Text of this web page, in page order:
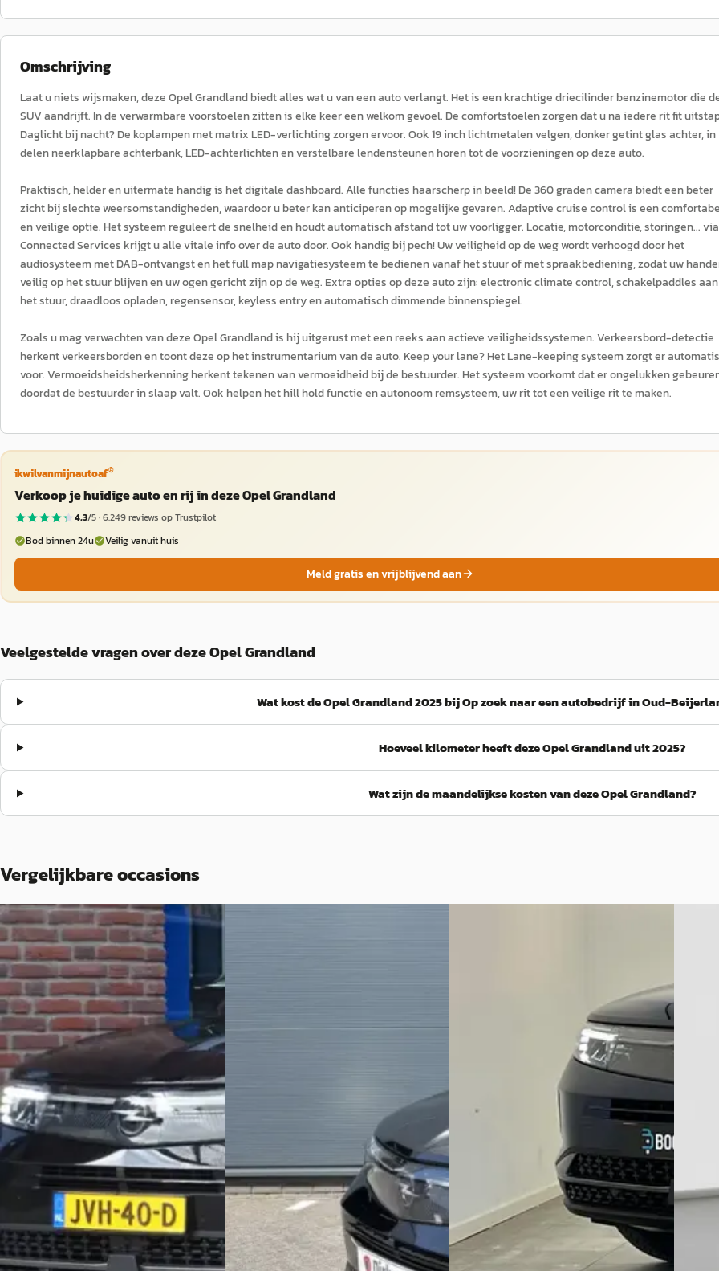
Omschrijving
Laat u niets wijsmaken, deze Opel Grandland biedt alles wat u van een auto verlangt. Het is een krachtige driecilinder benzinemotor die
SUV aandrijft. In de verwarmbare voorstoelen zitten is elke keer een welkom gevoel. De comfortstoelen zorgen dat u na iedere rit fit
Daglicht bij nacht? De koplampen met matrix LED-verlichting zorgen ervoor. Ook 19 inch lichtmetalen velgen, donker getint glas achter, in
delen neerklapbare achterbank, LED-achterlichten en verstelbare lendensteunen horen tot de voorzieningen op deze auto.
Praktisch, helder en uitermate handig is het digitale dashboard. Alle functies haarscherp in beeld! De 360 graden camera biedt een beter
zicht bij slechte weersomstandigheden, waardoor u beter kan anticiperen op mogelijke gevaren. Adaptive cruise control is een
en veilige optie. Het systeem reguleert de snelheid en houdt automatisch afstand tot uw voorligger. Locatie, motorconditie, storingen... via
Connected Services krijgt u alle vitale info over de auto door. Ook handig bij pech! Uw veiligheid op de weg wordt verhoogd door het
audiosysteem met DAB-ontvangst en het full map navigatiesysteem te bedienen vanaf het stuur of met spraakbediening, zodat uw
veilig op het stuur blijven en uw ogen gericht zijn op de weg. Extra opties op deze auto zijn: electronic climate control, schakelpaddles aan
het stuur, draadloos opladen, regensensor, keyless entry en automatisch dimmende binnenspiegel.
Zoals u mag verwachten van deze Opel Grandland is hij uitgerust met een reeks aan actieve veiligheidssystemen. Verkeersbord-detectie
herkent verkeersborden en toont deze op het instrumentarium van de auto. Keep your lane? Het Lane-keeping systeem zorgt er
voor. Vermoeidsheidsherkenning herkent tekenen van vermoeidheid bij de bestuurder. Het systeem voorkomt dat er ongelukken
doordat de bestuurder in slaap valt. Ook helpen het hill hold functie en autonoom remsysteem, uw rit tot een veilige rit te maken.
ikwilvanmijnautoaf®
Verkoop je huidige auto en rij in deze Opel Grandland
4,3/5 ·6.249reviews op Trustpilot
Bod binnen 24u
Veilig vanuit huis
Meld gratis en vrijblijvend aan
Veelgestelde vragen over deze Opel Grandland
Wat kost de Opel Grandland 2025 bij Op zoek naar een autobedrijf in Oud-
Hoeveel kilometer heeft deze Opel Grandland uit 2025?
Wat zijn de maandelijkse kosten van deze Opel Grandland?
Vergelijkbare occasions
C
Opel Grandland·2025
1.2 Turbo Hybrid GS
€ 32.450
v.a. € 688/mnd
Scherp geprijsd
2025 · 18.732 km · Hybride · Automaat
Auto & Service van de Mars· Vaassen
Bekijk aanbieding →
Automatische Airco - Parkeersensoren
2025 · 907 km · Hybride · Automaat
Autobedrijf Dirks
· Bergeijk
Bekijk aanbieding →
Vergelijk
2025 · 9207 km · Hybride · Automaat
Bochane Utrecht Occasions
989)
554 dagen geleden geplaatst
Bekijk aanbieding →
Vergelijk
Vergelijk